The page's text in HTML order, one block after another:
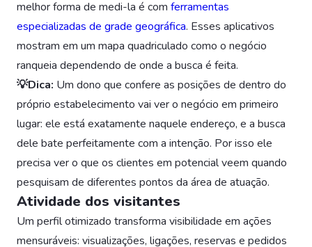
melhor forma de medi-la é com ferramentas
especializadas de grade geográfica. Esses aplicativos
mostram em um mapa quadriculado como o negócio
ranqueia dependendo de onde a busca é feita.
💡Dica: Um dono que confere as posições de dentro do
próprio estabelecimento vai ver o negócio em primeiro
lugar: ele está exatamente naquele endereço, e a busca
dele bate perfeitamente com a intenção. Por isso ele
precisa ver o que os clientes em potencial veem quando
pesquisam de diferentes pontos da área de atuação.
Atividade dos visitantes
Um perfil otimizado transforma visibilidade em ações
mensuráveis: visualizações, ligações, reservas e pedidos